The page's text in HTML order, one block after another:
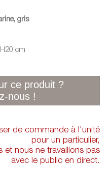
gris
cm
de commande à l'unité
pour un particulier,
et nous ne travaillons pas
avec le public en direct.